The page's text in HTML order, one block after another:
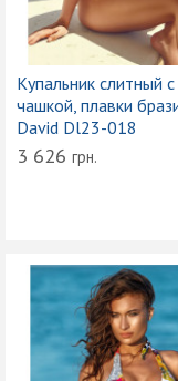
Купальник слитный с
чашкой, плавки
David Dl23-018
3 626 грн.